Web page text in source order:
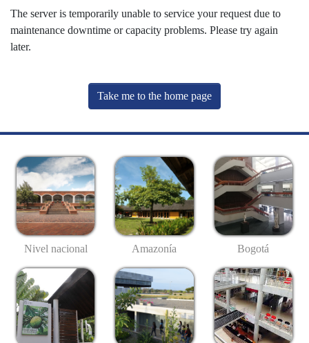
The server is temporarily unable to service your request due to
maintenance downtime or capacity problems. Please try again
later.
Take me to the home page
Nivel nacional Amazonía Bogotá